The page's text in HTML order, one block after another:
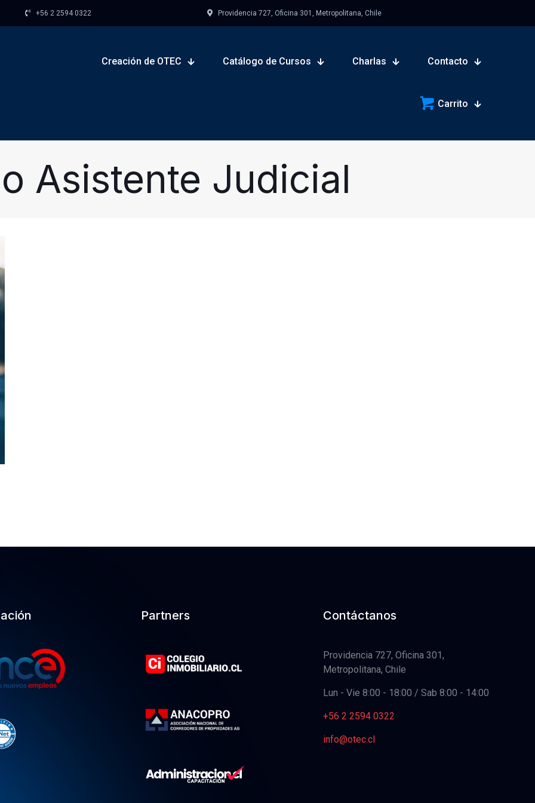
+56 2 2594 0322 Providencia 727, Oficina 301, Metropolitana, Chile
Creación de OTEC Catálogo de Cursos Charlas Contacto
Carrito
Asistente Judicial
Partners Contáctanos
Providencia 727, Oficina 301,
Metropolitana, Chile
Lun - Vie 8:00 - 18:00 / Sab 8:00 - 14:00
+56 2 2594 0322
info@otec.cl